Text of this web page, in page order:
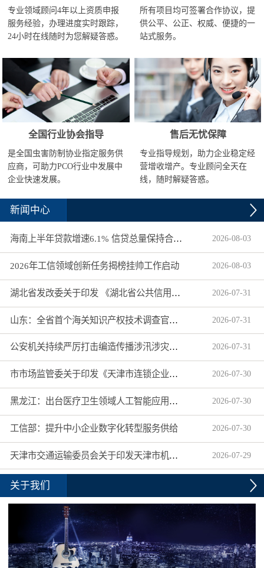
专业领域顾问4年以上资质申报
服务经验，办理进度实时跟踪，
24小时在线随时为您解疑答惑。
所有项目均可签署合作协议，提
供公平、公正、权威、便捷的一
站式服务。
全国行业协会指导
是全国虫害防制协业指定服务供
应商，可助力PCO行业中发展中
企业快速发展。
售后无忧保障
专业指导规划，助力企业稳定经
营增收增产。专业顾问全天在
线，随时解疑答惑。
新闻中心
海南上半年贷款增速6.1% 信贷总量保持合理平稳增长 2026-08-03
2026年工信领域创新任务揭榜挂帅工作启动 2026-08-03
湖北省发改委关于印发 《湖北省公共信用信息目录（2026年版）》的通知 2026-07-31
山东：全省首个海关知识产权技术调查官制度落地济南自贸片区 2026-07-31
公安机关持续严厉打击编造传播涉汛涉灾网络谣言 2026-07-31
市市场监管委关于印发《天津市连锁企业食品经营许可“先证后核”信用承诺审批实施办法》的通知 2026-07-30
黑龙江：出台医疗卫生领域人工智能应用工作实施方案 2026-07-30
工信部：提升中小企业数字化转型服务供给 2026-07-30
天津市交通运输委员会关于印发天津市机动车驾驶员培训机构及教练员综合信用评价管理办法的通知 2026-07-29
关于我们